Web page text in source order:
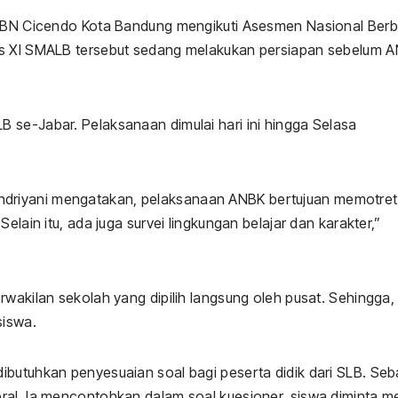
Cicendo Kota Bandung mengikuti Asesmen Nasional
SMALB tersebut sedang melakukan persiapan sebelum
se-Jabar. Pelaksanaan dimulai hari ini hingga Selasa
mengatakan, pelaksanaan ANBK bertujuan memotret
itu, ada juga survei lingkungan belajar dan karakter,”
sekolah yang dipilih langsung oleh pusat. Sehingga,
penyesuaian soal bagi peserta didik dari SLB.